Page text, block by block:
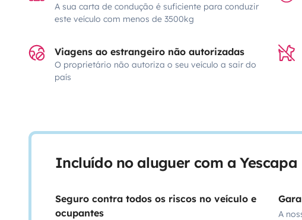
A sua carta de condução é suficiente para conduzir
este veículo com menos de 3500kg
Viagens ao estrangeiro não autorizadas
O proprietário não autoriza o seu veículo a sair do
país
Incluído no aluguer com a Yescapa
Seguro contra todos os riscos no veículo e
ocupantes
A